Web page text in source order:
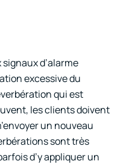
d’alarme
excessive du
qui est
les clients doivent
un nouveau
sont très
d’y appliquer un